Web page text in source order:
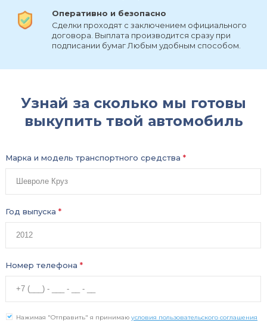
Оперативно и безопасно
Сделки проходят с заключением официального
договора. Выплата производится сразу при
подписании бумаг Любым удобным способом.
Узнай за сколько мы готовы
выкупить твой автомобиль
Марка и модель транспортного средства *
Год выпуска *
Номер телефона *
Нажимая "Отправить" я принимаю условия пользовательского соглашения